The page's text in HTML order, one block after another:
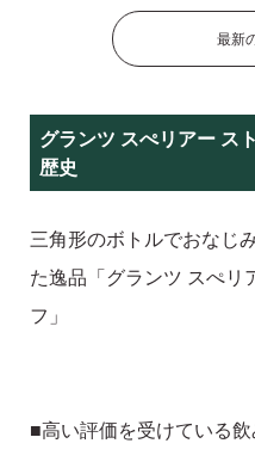
最新
グランツ スぺリアー ス
歴史
三角形のボトルでおなじ
た逸品「グランツ スぺリ
フ」
■高い評価を受けている